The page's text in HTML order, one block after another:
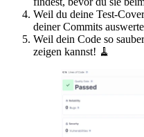
Weil du deine Test-
deiner Commits
Weil dein Code so
zeigen kannst! 🧹